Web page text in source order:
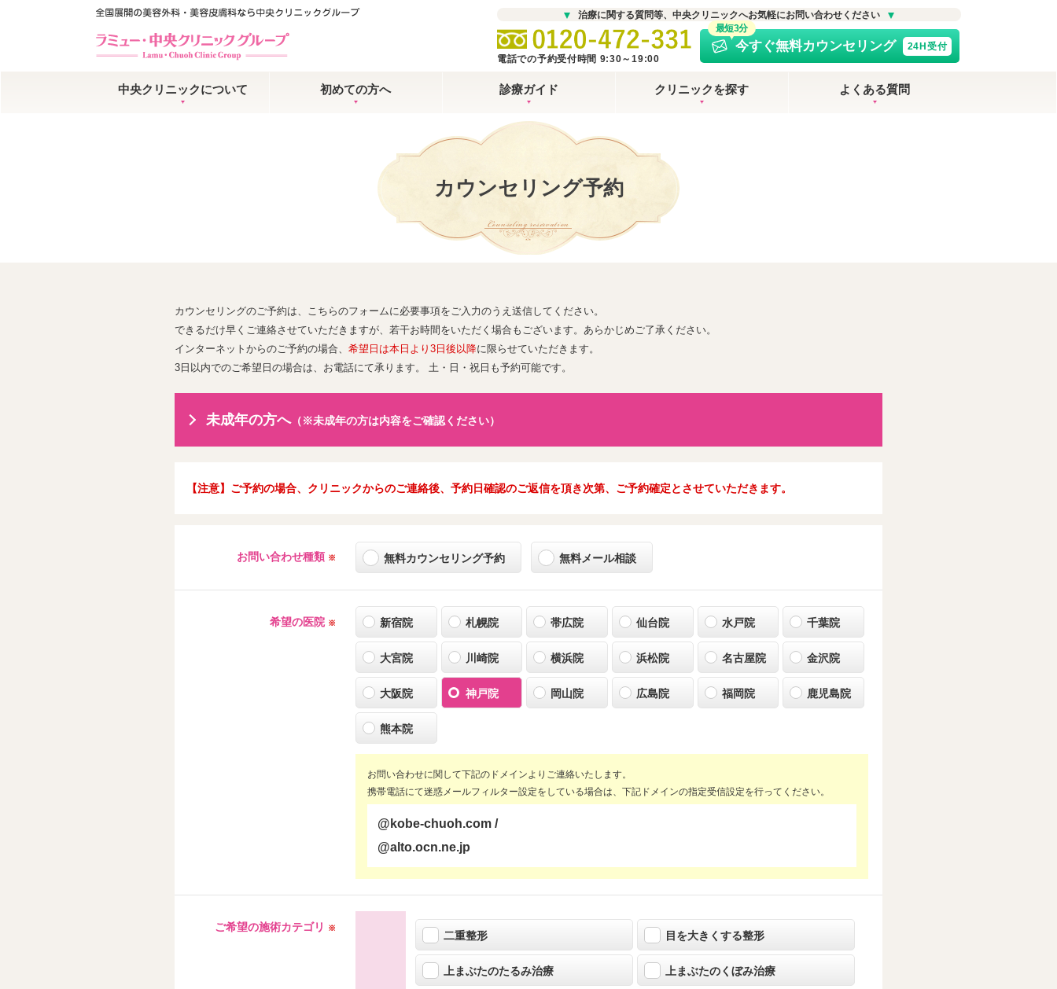
治療に関する質問等、中央クリニックへお気軽にお問い合わせください
電話での予約受付時間 9:30～19:00
最短3分
今すぐ無料カウンセリング 24H受付
中央クリニックについて 初めての方へ 診療ガイド クリニックを探す よくある質問
カウンセリング予約
Counseling reservation
カウンセリングのご予約は、こちらのフォームに必要事項をご入力のうえ送信してください。
できるだけ早くご連絡させていただきますが、若干お時間をいただく場合もございます。あらかじめご了承ください。
インターネットからのご予約の場合、 希望日は本日より3日後以降に限らせていただきます。
3日以内でのご希望日の場合は、お電話にて承ります。 土・日・祝日も予約可能です。
未成年の方へ（※未成年の方は内容をご確認ください）
【注意】ご予約の場合、クリニックからのご連絡後、予約日確認のご返信を頂き次第、ご予約確定とさせていただきます。
お問い合わせ種類 ※ 無料カウンセリング予約 無料メール相談
希望の医院 ※ 新宿院 札幌院 帯広院 仙台院 水戸院 千葉院
大宮院 川崎院 横浜院 浜松院 名古屋院 金沢院
大阪院 神戸院 岡山院 広島院 福岡院 鹿児島院
熊本院
お問い合わせに関して下記のドメインよりご連絡いたします。
携帯電話にて迷惑メールフィルター設定をしている場合は、下記ドメインの指定受信設定を行ってください。
@kobe-chuoh.com /
@alto.ocn.ne.jp
ご希望の施術カテゴリ ※
二重整形 目を大きくする整形
上まぶたのたるみ治療 上まぶたのくぼみ治療